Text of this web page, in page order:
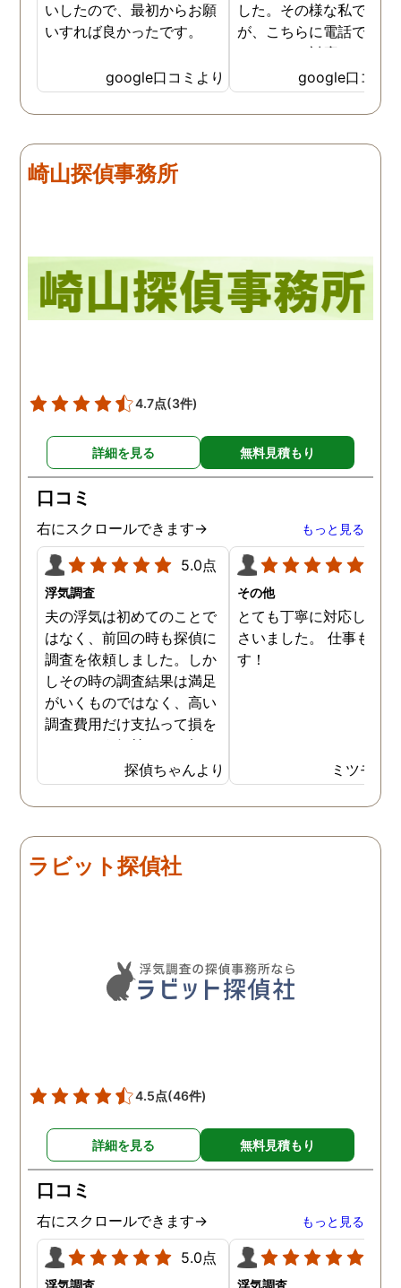
いしたので、最初からお願
いすれば良かったです。
google口コミより
した。その様な私でした
が、こちらに電話で相談
たところ、対応された方
探偵のノウハウまで丁寧
教えて下さったのです。
用できると思い、早速お
は、仕事も丁寧で調査内
google口コミ
崎山探偵事務所
4.7点(3件)
詳細を見る 無料見積もり
口コミ
右にスクロールできます→ もっと見る
5.0点
浮気調査
夫の浮気は初めてのことで
はなく、前回の時も探偵に
調査を依頼しました。しか
しその時の調査結果は満足
がいくものではなく、高い
調査費用だけ支払って損を
したという気持ちで一杯で
した。今回また夫の浮気疑
惑が浮上し、今度こそは探
偵選びにも気を遣いまし
せの段階から「ここなら安
心して任せられる」と思え
した。追加の調査費用など
もなく、探偵選びの重要さ
を感じました。
探偵ちゃんより
その他
とても丁寧に対応してく
さいました。 仕事も満
す！
ミツモア
ラビット探偵社
4.5点(46件)
詳細を見る 無料見積もり
口コミ
右にスクロールできます→ もっと見る
5.0点
浮気調査 浮気調査